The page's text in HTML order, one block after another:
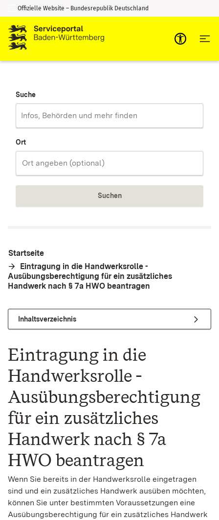
Zum Inhalt springen
Zur Suche springen
Offizielle Website – Bundesrepublik Deutschland
Suche
Ort
Suchen
Startseite
Eintragung in die Handwerksrolle -
Ausübungsberechtigung für ein zusätzliches
Handwerk nach § 7a HWO beantragen
Inhaltsverzeichnis
Eintragung in die
Handwerksrolle -
Ausübungsberechtigung
für ein zusätzliches
Handwerk nach § 7a
HWO beantragen
Wenn Sie bereits in der Handwerksrolle eingetragen
sind und ein zusätzliches Handwerk ausüben möchten,
können Sie unter bestimmten Voraussetzungen eine
Ausübungsberechtigung für ein zusätzliches Handwerk